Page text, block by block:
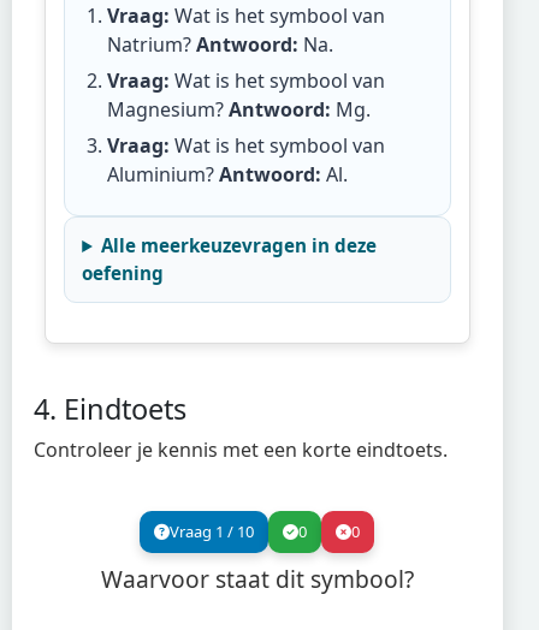
Vraag: Wat is het symbool van
Natrium? Antwoord: Na.
Vraag: Wat is het symbool van
Magnesium? Antwoord: Mg.
Vraag: Wat is het symbool van
Aluminium? Antwoord: Al.
Alle meerkeuzevragen in deze
oefening
4. Eindtoets
Controleer je kennis met een korte eindtoets.
Vraag 1 / 10 0 0
Waarvoor staat dit symbool?